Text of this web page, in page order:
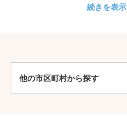
続きを表示
他の市区町村から探す